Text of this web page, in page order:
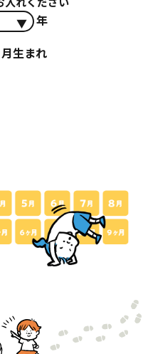
年
月生まれ